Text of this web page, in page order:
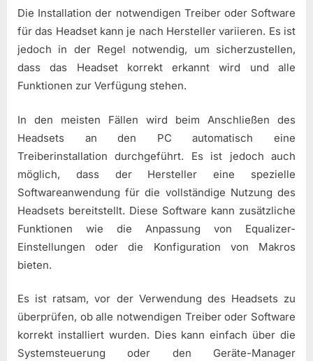
Die Installation der notwendigen Treiber oder Software
für das Headset kann je nach Hersteller variieren. Es ist
jedoch in der Regel notwendig, um sicherzustellen,
dass das Headset korrekt erkannt wird und alle
Funktionen zur Verfügung stehen.
In den meisten Fällen wird beim Anschließen des
Headsets an den PC automatisch eine
Treiberinstallation durchgeführt. Es ist jedoch auch
möglich, dass der Hersteller eine spezielle
Softwareanwendung für die vollständige Nutzung des
Headsets bereitstellt. Diese Software kann zusätzliche
Funktionen wie die Anpassung von Equalizer-
Einstellungen oder die Konfiguration von Makros
bieten.
Es ist ratsam, vor der Verwendung des Headsets zu
überprüfen, ob alle notwendigen Treiber oder Software
korrekt installiert wurden. Dies kann einfach über die
Systemsteuerung oder den Geräte-Manager